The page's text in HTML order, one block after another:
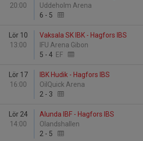
20:00
Uddeholm Arena
6 - 5
Lör 10
13:00
Vaksala SK IBK - Hagfors IBS
IFU Arena Gibon
5 - 4 EF
Lör 17
16:00
IBK Hudik - Hagfors IBS
OilQuick Arena
2 - 3
Lör 24
14:00
Alunda IBF - Hagfors IBS
Olandshallen
2 - 5